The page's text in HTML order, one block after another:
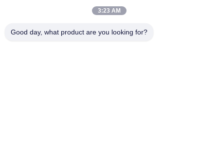
Dayu Road, Deyuan Town, Chengdu, Sichuan, China,
3:23 AM
Good day, what product are you looking for?